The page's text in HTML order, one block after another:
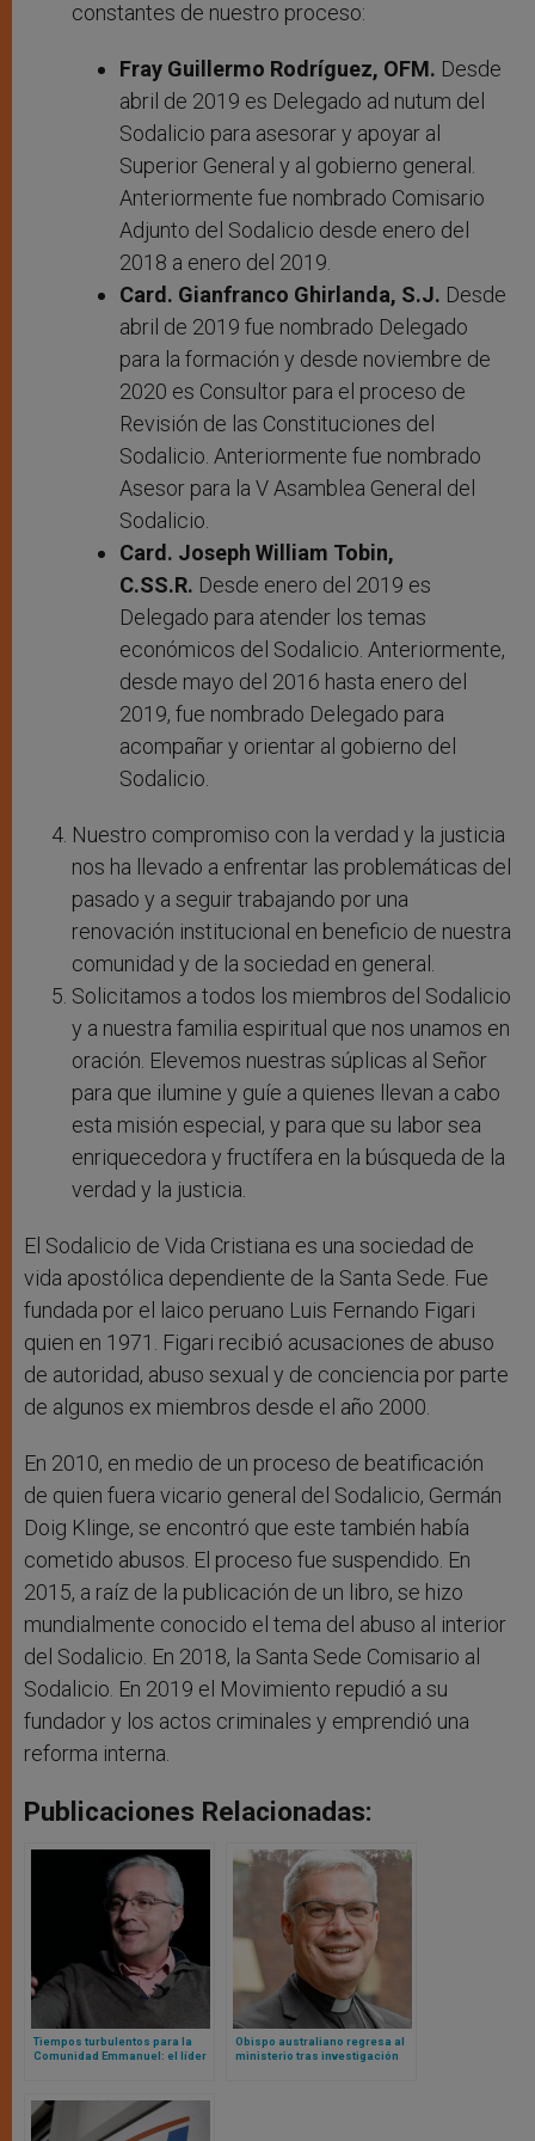
constantes de nuestro proceso:
Fray Guillermo Rodríguez, OFM. Desde
abril de 2019 es Delegado ad nutum del
Sodalicio para asesorar y apoyar al
Superior General y al gobierno general.
Anteriormente fue nombrado Comisario
Adjunto del Sodalicio desde enero del
2018 a enero del 2019.
Card. Gianfranco Ghirlanda, S.J. Desde
abril de 2019 fue nombrado Delegado
para la formación y desde noviembre de
2020 es Consultor para el proceso de
Revisión de las Constituciones del
Sodalicio. Anteriormente fue nombrado
Asesor para la V Asamblea General del
Sodalicio.
Card. Joseph William Tobin,
C.SS.R. Desde enero del 2019 es
Delegado para atender los temas
económicos del Sodalicio. Anteriormente,
desde mayo del 2016 hasta enero del
2019, fue nombrado Delegado para
acompañar y orientar al gobierno del
Sodalicio.
Nuestro compromiso con la verdad y la justicia
nos ha llevado a enfrentar las problemáticas del
pasado y a seguir trabajando por una
renovación institucional en beneficio de nuestra
comunidad y de la sociedad en general.
Solicitamos a todos los miembros del Sodalicio
y a nuestra familia espiritual que nos unamos en
oración. Elevemos nuestras súplicas al Señor
para que ilumine y guíe a quienes llevan a cabo
esta misión especial, y para que su labor sea
enriquecedora y fructífera en la búsqueda de la
verdad y la justicia.
El Sodalicio de Vida Cristiana es una sociedad de
vida apostólica dependiente de la Santa Sede. Fue
fundada por el laico peruano Luis Fernando Figari
quien en 1971. Figari recibió acusaciones de abuso
de autoridad, abuso sexual y de conciencia por parte
de algunos ex miembros desde el año 2000.
En 2010, en medio de un proceso de beatificación
de quien fuera vicario general del Sodalicio, Germán
Doig Klinge, se encontró que este también había
cometido abusos. El proceso fue suspendido. En
2015, a raíz de la publicación de un libro, se hizo
mundialmente conocido el tema del abuso al interior
del Sodalicio. En 2018, la Santa Sede Comisario al
Sodalicio. En 2019 el Movimiento repudió a su
fundador y los actos criminales y emprendió una
reforma interna.
Publicaciones Relacionadas:
Tiempos turbulentos para la
Comunidad Emmanuel: el líder
Obispo australiano regresa al
ministerio tras investigación